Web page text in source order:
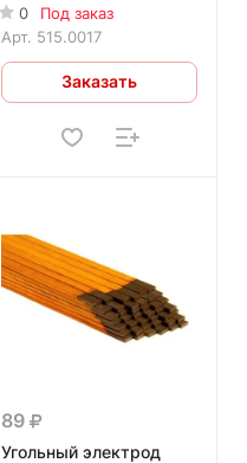
0
Под заказ
Арт. 515.0017
Заказать
89
Угольный электрод